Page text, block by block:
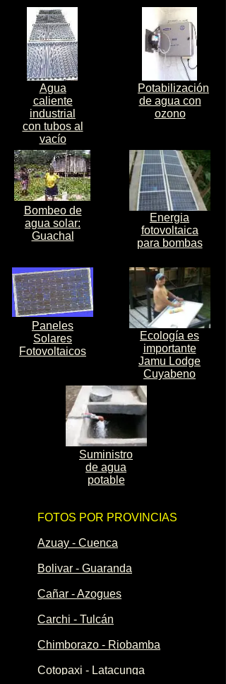
Bombeo de
agua solar:
Guachal
Potabilización
de agua con
ozono
Agua
caliente
industrial
con tubos al
vacío
Paneles
Solares
Fotovoltaicos
Ecología es
importante
Jamu Lodge
Cuyabeno
Energia
fotovoltaica
para bombas
Suministro
de agua
potable
FOTOS POR PROVINCIAS
Azuay - Cuenca
Bolivar - Guaranda
Cañar - Azogues
Carchi - Tulcán
Chimborazo - Riobamba
Cotopaxi - Latacunga